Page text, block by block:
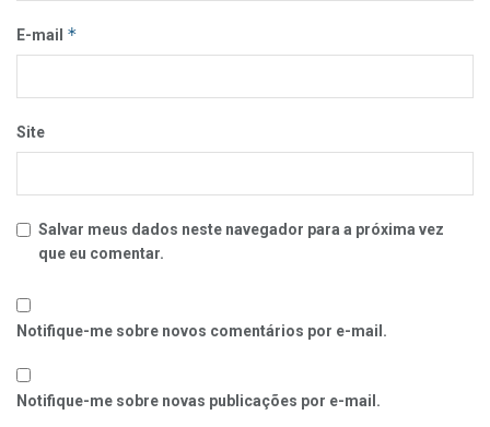
E-mail *
Site
Salvar meus dados neste navegador para a próxima vez
que eu comentar.
Notifique-me sobre novos comentários por e-mail.
Notifique-me sobre novas publicações por e-mail.